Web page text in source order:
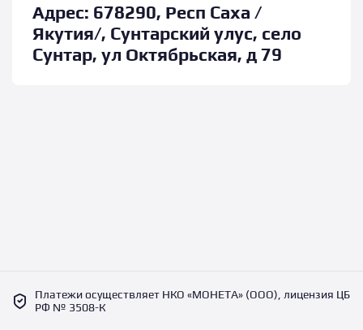
Адрес: 678290, Респ Саха /
Якутия/, Сунтарский улус, село
Сунтар, ул Октябрьская, д 79
Платежи осуществляет НКО «МОНЕТА» (ООО), лицензия ЦБ
РФ № 3508-К